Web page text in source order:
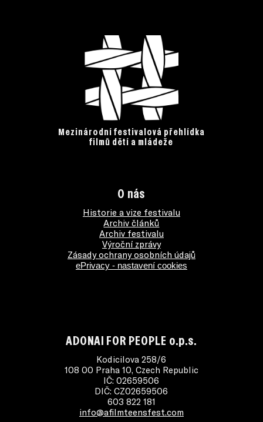
Mezinárodní festivalová přehlídka
filmů dětí a mládeže
O nás
Historie a vize festivalu
Archiv článků
Archiv festivalu
Výroční zprávy
Zásady ochrany osobních údajů
ePrivacy - nastavení cookies
ADONAI FOR PEOPLE o.p.s.
Kodicilova 258/6
108 00 Praha 10, Czech Republic
IČ: 02659506
DIČ: CZ02659506
603 822 181
info@afilmteensfest.com